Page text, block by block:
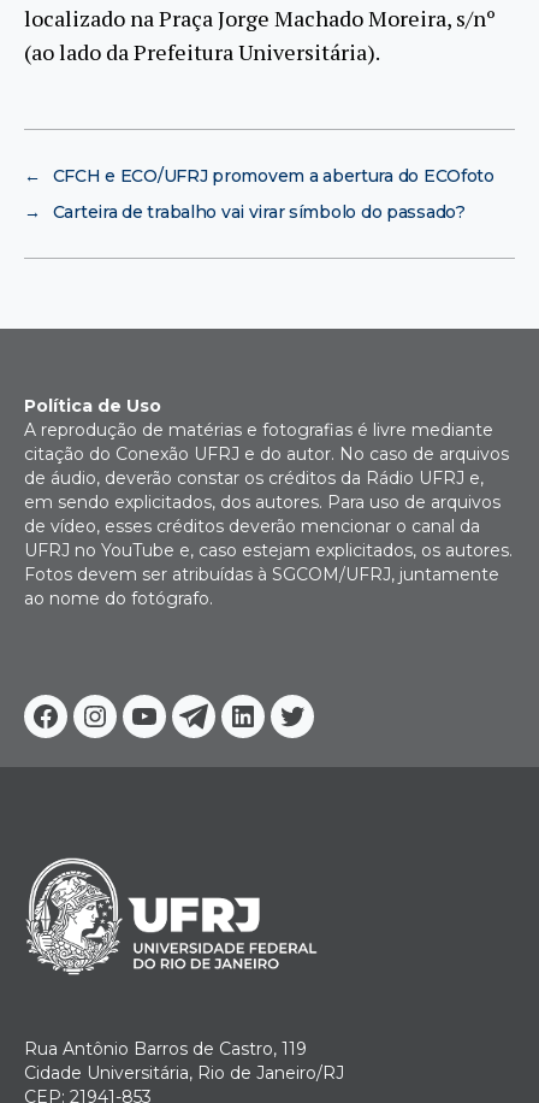
localizado na Praça Jorge Machado Moreira, s/nº
(ao lado da Prefeitura Universitária).
←
CFCH e ECO/UFRJ promovem a abertura do ECOfoto
→
Carteira de trabalho vai virar símbolo do passado?
Facebook
Instagram
YoutubeTelegram
Linkedin
Twitter
Política de Uso
A reprodução de matérias e fotografias é livre mediante
citação do Conexão UFRJ e do autor. No caso de arquivos
de áudio, deverão constar os créditos da Rádio UFRJ e,
em sendo explicitados, dos autores. Para uso de arquivos
de vídeo, esses créditos deverão mencionar o canal da
UFRJ no YouTube e, caso estejam explicitados, os autores.
Fotos devem ser atribuídas à SGCOM/UFRJ, juntamente
ao nome do fotógrafo.
Rua Antônio Barros de Castro, 119
Cidade Universitária, Rio de Janeiro/RJ
CEP: 21941-853